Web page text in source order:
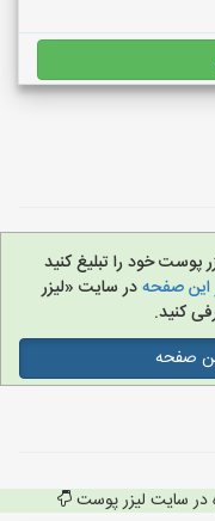
پوست خود را تبلیغ کنید
این صفحهدر سایت «لیزر
کنید.
صفحه
در سایت لیزر پوست